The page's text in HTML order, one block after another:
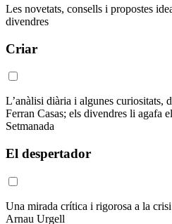
Les novetats, consells i propostes
divendres
Criar
L’anàlisi diària i algunes curiositats,
Ferran Casas; els divendres li agafa
Setmanada
El despertador
Una mirada crítica i rigorosa a la
Arnau Urgell